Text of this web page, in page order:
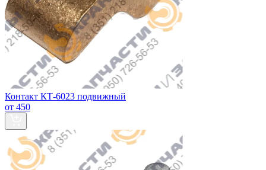
Контакт КТ-6023 подвижный
от 450